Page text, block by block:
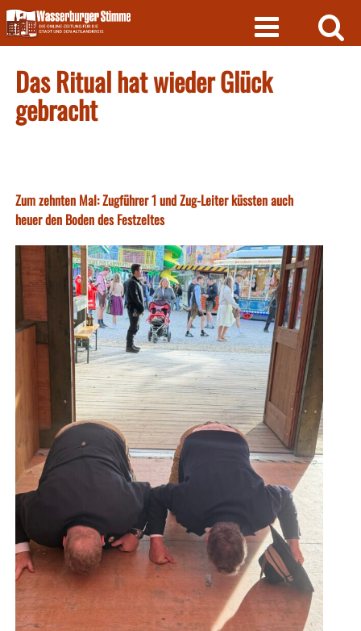
Skip
to
content
Das Ritual hat wieder Glück
gebracht
Zum zehnten Mal: Zugführer 1 und Zug-Leiter küssten auch
heuer den Boden des Festzeltes